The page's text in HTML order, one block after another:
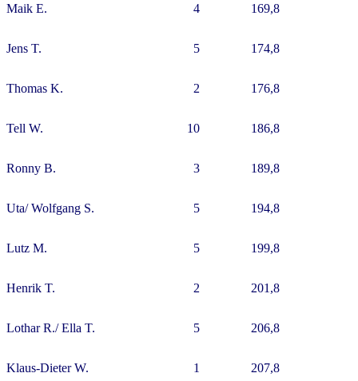
Maik E. 4 169,8
Jens T. 5 174,8
Thomas K. 2 176,8
Tell W. 10 186,8
Ronny B. 3 189,8
Uta/ Wolfgang S. 5 194,8
Lutz M. 5 199,8
Henrik T. 2 201,8
Lothar R./ Ella T. 5 206,8
Klaus-Dieter W. 1 207,8